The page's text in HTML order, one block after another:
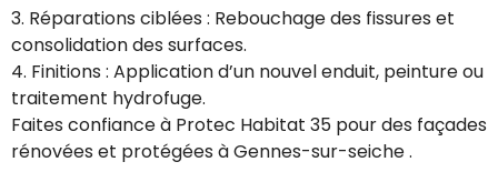
3. Réparations ciblées : Rebouchage des fissures et
consolidation des surfaces.
4. Finitions : Application d’un nouvel enduit, peinture ou
traitement hydrofuge.
Faites confiance à Protec Habitat 35 pour des façades
rénovées et protégées à Gennes-sur-seiche .